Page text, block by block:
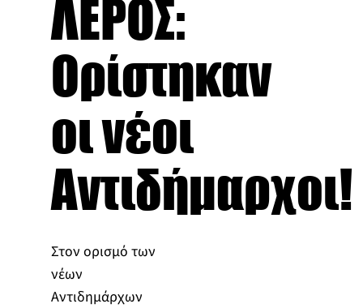
ΛΕΡΟΣ:
Ορίστηκαν
οι νέοι
Αντιδήμαρχοι!
Στον ορισμό των
νέων
Αντιδημάρχων